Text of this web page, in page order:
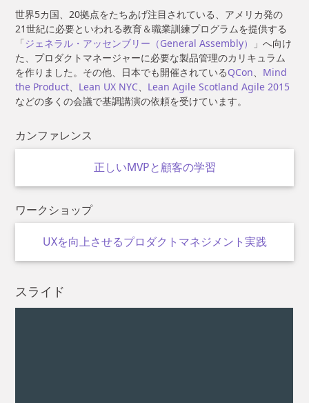
世界5カ国、20拠点をたちあげ注目されている、アメリカ発の
21世紀に必要といわれる教育＆職業訓練プログラムを提供する
「ジェネラル・アッセンブリー（General Assembly）
」へ向け
た、プロダクトマネージャーに必要な製品管理のカリキュラム
を作りました。その他、日本でも開催されているQCon、 Mind
the Product、 Lean UX NYC、 Lean Agile Scotland Agile 2015
などの多くの会議で基調講演の依頼を受けています。
カンファレンス
正しいMVPと顧客の学習
ワークショップ
UXを向上させるプロダクトマネジメント実践
スライド